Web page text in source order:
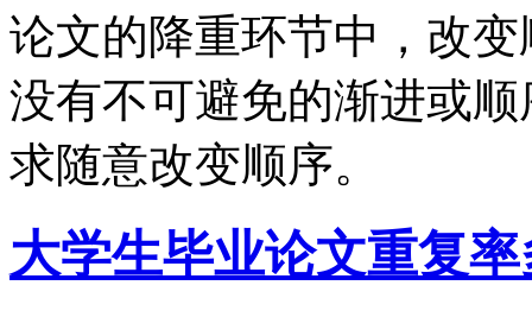
论文的降重环节中，改
没有不可避免的渐进或
求随意改变顺序。
大学生毕业论文重复